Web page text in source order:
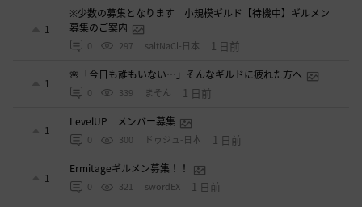
1
※少数の募集となります 小規模ギルド【待機中】ギルメン
募集のご案内
0 297 saltNaCl-日本 1 日前
1
🌸「今日も誰もいない…」そんなギルドに疲れた方へ
0 339 まそん 1 日前
1
LevelUP メンバー募集
0 300 ドゥジュ-日本 1 日前
1
Ermitageギルメン募集！！
0 321 swordEX 1 日前